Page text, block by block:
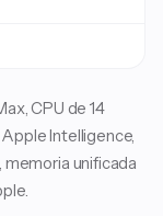
CPU de 14
Intelligence,
memoria unificada